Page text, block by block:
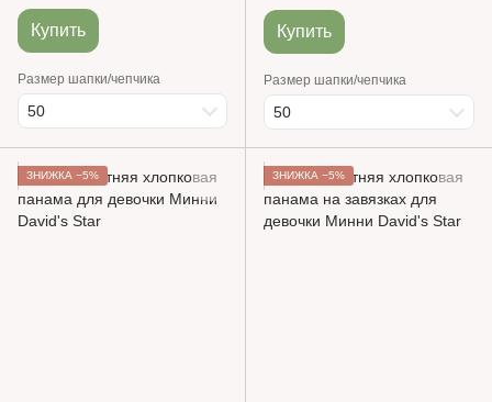
Купить
Размер шапки/чепчика
50
Купить
Размер шапки/чепчика
50
ЗНИЖКА −5% ЗНИЖКА −5%